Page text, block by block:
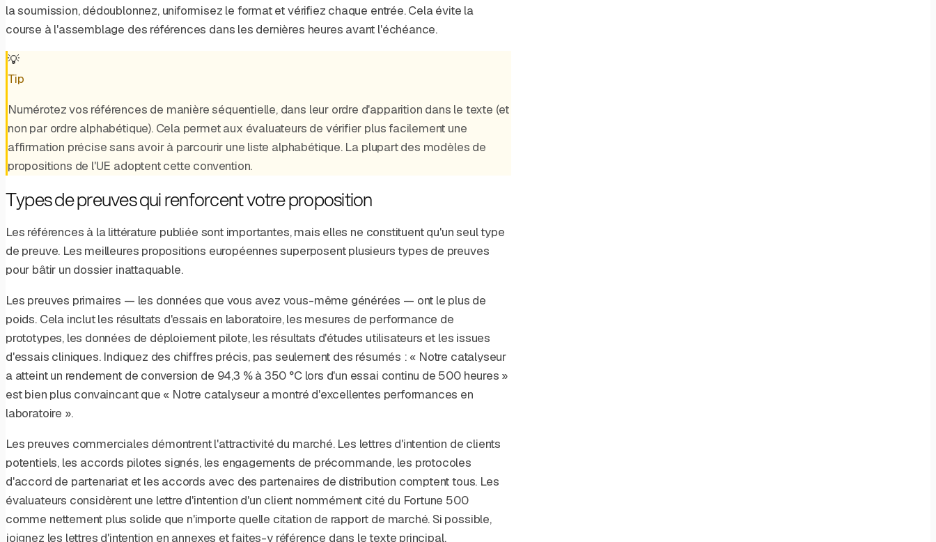
la soumission, dédoublonnez, uniformisez le format et vérifiez chaque entrée. Cela évite la
course à l'assemblage des références dans les dernières heures avant l'échéance.
💡
Tip
Numérotez vos références de manière séquentielle, dans leur ordre d'apparition dans le texte (et
non par ordre alphabétique). Cela permet aux évaluateurs de vérifier plus facilement une
affirmation précise sans avoir à parcourir une liste alphabétique. La plupart des modèles de
propositions de l'UE adoptent cette convention.
Types de preuves qui renforcent votre proposition
Les références à la littérature publiée sont importantes, mais elles ne constituent qu'un seul type
de preuve. Les meilleures propositions européennes superposent plusieurs types de preuves
pour bâtir un dossier inattaquable.
Les preuves primaires — les données que vous avez vous-même générées — ont le plus de
poids. Cela inclut les résultats d'essais en laboratoire, les mesures de performance de
prototypes, les données de déploiement pilote, les résultats d'études utilisateurs et les issues
d'essais cliniques. Indiquez des chiffres précis, pas seulement des résumés : « Notre catalyseur
a atteint un rendement de conversion de 94,3 % à 350 °C lors d'un essai continu de 500 heures »
est bien plus convaincant que « Notre catalyseur a montré d'excellentes performances en
laboratoire ».
Les preuves commerciales démontrent l'attractivité du marché. Les lettres d'intention de clients
potentiels, les accords pilotes signés, les engagements de précommande, les protocoles
d'accord de partenariat et les accords avec des partenaires de distribution comptent tous. Les
évaluateurs considèrent une lettre d'intention d'un client nommément cité du Fortune 500
comme nettement plus solide que n'importe quelle citation de rapport de marché. Si possible,
joignez les lettres d'intention en annexes et faites-y référence dans le texte principal.